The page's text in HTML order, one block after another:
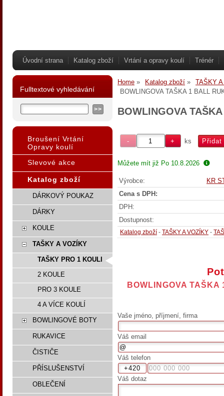
Úvodní strana Katalog zboží Vrtání a opravy koulí Trénér
Home Katalog zboží
TAŠKY
BOWLINGOVA TAŠKA 1 BALL
BOWLINGOVA
ks
Můžete mít již Po 10.8.2026
Výrobce:
KR
Cena s DPH:
DPH:
Dostupnost:
Katalog zboží - TAŠKY A VOZÍKY -
BOWLINGOVA
Vaše jméno, příjmení, firma
Váš email
Váš telefon
Váš dotaz
Fulltextové vyhledávání
Broušení Vrtání
Opravy koulí
Slevové akce
Katalog zboží
DÁRKOVÝ POUKAZ
DÁRKY
KOULE
TAŠKY A VOZÍKY
TAŠKY PRO 1 KOULI
2 KOULE
PRO 3 KOULE
4 A VÍCE KOULÍ
BOWLINGOVÉ BOTY
RUKAVICE
ČISTIČE
PŘÍSLUŠENSTVÍ
OBLEČENÍ